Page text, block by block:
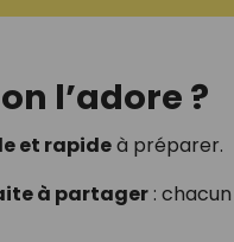
l’adore ?
et rapideà préparer.
à partager: